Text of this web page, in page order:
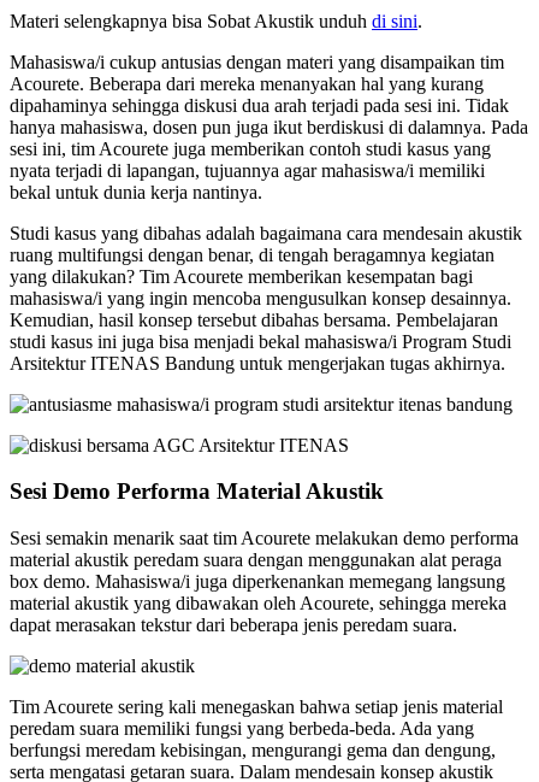
Materi selengkapnya bisa Sobat Akustik unduh di sini.
Mahasiswa/i cukup antusias dengan materi yang disampaikan tim
Acourete. Beberapa dari mereka menanyakan hal yang kurang
dipahaminya sehingga diskusi dua arah terjadi pada sesi ini. Tidak
hanya mahasiswa, dosen pun juga ikut berdiskusi di dalamnya. Pada
sesi ini, tim Acourete juga memberikan contoh studi kasus yang
nyata terjadi di lapangan, tujuannya agar mahasiswa/i memiliki
bekal untuk dunia kerja nantinya.
Studi kasus yang dibahas adalah bagaimana cara mendesain akustik
ruang multifungsi dengan benar, di tengah beragamnya kegiatan
yang dilakukan? Tim Acourete memberikan kesempatan bagi
mahasiswa/i yang ingin mencoba mengusulkan konsep desainnya.
Kemudian, hasil konsep tersebut dibahas bersama. Pembelajaran
studi kasus ini juga bisa menjadi bekal mahasiswa/i Program Studi
Arsitektur ITENAS Bandung untuk mengerjakan tugas akhirnya.
Sesi Demo Performa Material Akustik
Sesi semakin menarik saat tim Acourete melakukan demo performa
material akustik peredam suara dengan menggunakan alat peraga
box demo. Mahasiswa/i juga diperkenankan memegang langsung
material akustik yang dibawakan oleh Acourete, sehingga mereka
dapat merasakan tekstur dari beberapa jenis peredam suara.
Tim Acourete sering kali menegaskan bahwa setiap jenis material
peredam suara memiliki fungsi yang berbeda-beda. Ada yang
berfungsi meredam kebisingan, mengurangi gema dan dengung,
serta mengatasi getaran suara. Dalam mendesain konsep akustik